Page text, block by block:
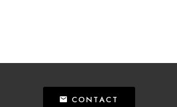
CONTACT